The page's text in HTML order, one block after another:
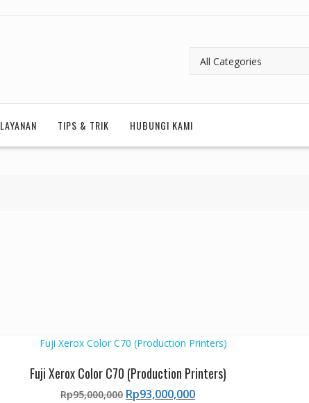
LAYANAN TIPS & TRIK HUBUNGI KAMI
Fuji Xerox Color C70 (Production Printers)
Rp95,000,000 Harga
Rp93,000,000Harga